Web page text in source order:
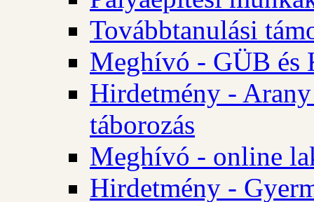
Továbbtanulási
Meghívó - GÜB és
Hirdetmény - Arany
táborozás
Meghívó - online
Hirdetmény -